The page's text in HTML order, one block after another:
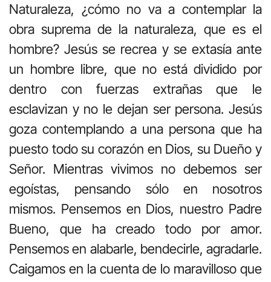
Naturaleza, ¿cómo no va a contemplar la
obra suprema de la naturaleza, que es el
hombre? Jesús se recrea y se extasía ante
un hombre libre, que no está dividido por
dentro con fuerzas extrañas que le
esclavizan y no le dejan ser persona. Jesús
goza contemplando a una persona que ha
puesto todo su corazón en Dios, su Dueño y
Señor. Mientras vivimos no debemos ser
egoístas, pensando sólo en nosotros
mismos. Pensemos en Dios, nuestro Padre
Bueno, que ha creado todo por amor.
Pensemos en alabarle, bendecirle, agradarle.
Caigamos en la cuenta de lo maravilloso que